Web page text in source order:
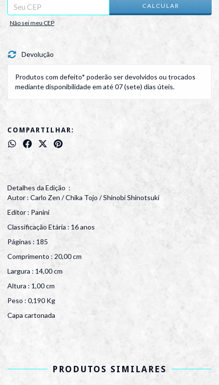
CALCULAR
Não sei meu CEP
Devolução
Produtos com defeito* poderão ser devolvidos ou trocados
mediante disponibilidade em até 07 (sete) dias úteis.
COMPARTILHAR:
Detalhes da Edição :
Autor : Carlo Zen / Chika Tojo / Shinobi Shinotsuki
Editor : Panini
Classificação Etária : 16 anos
Páginas : 185
Comprimento : 20,00 cm
Largura : 14,00 cm
Altura : 1,00 cm
Peso : 0,190 Kg
Capa cartonada
PRODUTOS SIMILARES